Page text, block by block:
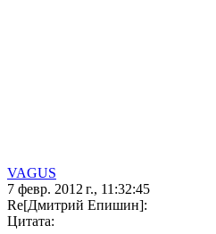
VAGUS
7 февр. 2012 г., 11:32:45
Re[Дмитрий Епишин]:
Цитата: